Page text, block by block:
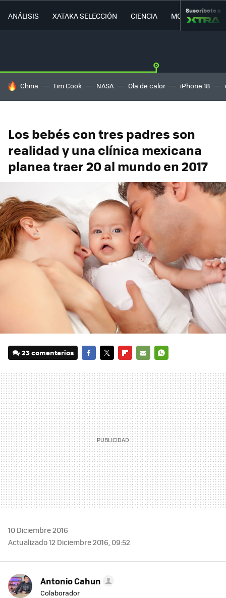
ANÁLISIS XATAKA SELECCIÓN CIENCIA MOVILIDAD
Suscríbete a
HOY SE HABLA DE
China Tim Cook NASA Ola de calor iPhone 18
Los bebés con tres padres son
realidad y una clínica mexicana
planea traer 20 al mundo en 2017
23 comentarios
MAIL
10 Diciembre 2016
Actualizado 12 Diciembre 2016, 09:52
Antonio Cahun
Colaborador